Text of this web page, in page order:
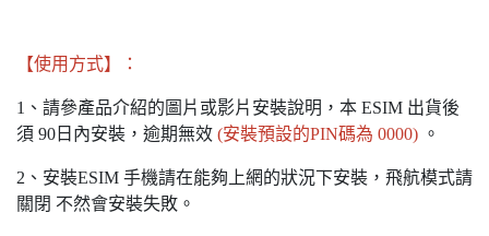
【使用方式】：
1、請參產品介紹的圖片或影片安裝說明，本 ESIM 出貨後
須 90日內安裝，逾期無效 (安裝預設的PIN碼為 0000) 。
2、安裝ESIM 手機請在能夠上網的狀況下安裝，飛航模式請
關閉 不然會安裝失敗。